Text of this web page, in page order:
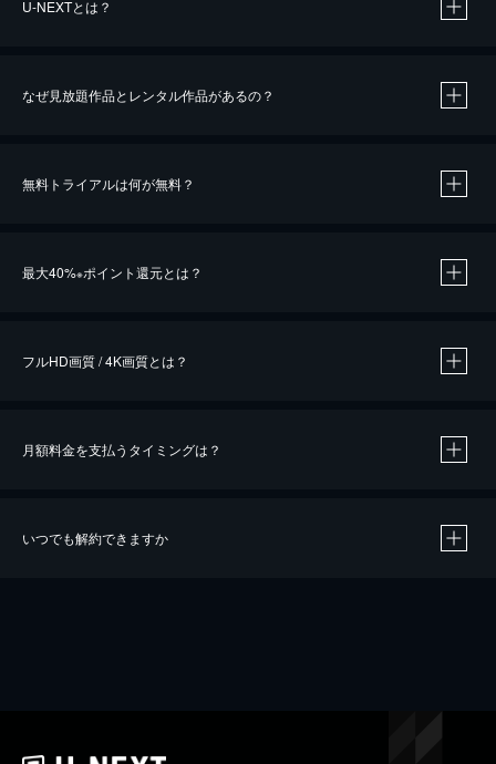
U-NEXTとは？
なぜ見放題作品とレンタル作品があるの？
無料トライアルは何が無料？
最大40%※ポイント還元とは？
※40％ポイント還元の対象は、クレジットカード決済による作品の購入 / レンタルです。
iOSアプリのUコイン決済による作品の購入 / レンタルは、20％のポイント還元です。
フルHD画質 / 4K画質とは？
月額料金を支払うタイミングは？
いつでも解約できますか